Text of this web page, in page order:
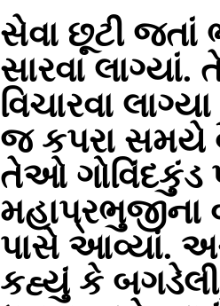
સેવા છૂટી
સારવા લાગ્યાં.
વિચારવા
જ કપરા સમયે
તેઓ ગોવિંદકુંડ
પાસે આવ્યાં.
કહ્યું કે બગડેલી